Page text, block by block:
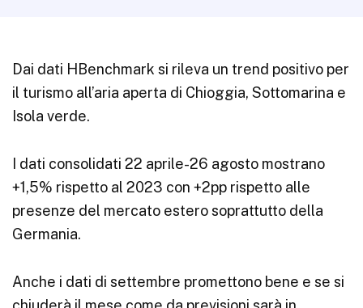
Dai dati HBenchmark si rileva un trend positivo per
il turismo all’aria aperta di Chioggia, Sottomarina e
Isola verde.
I dati consolidati 22 aprile-26 agosto mostrano
+1,5% rispetto al 2023 con +2pp rispetto alle
presenze del mercato estero soprattutto della
Germania.
Anche i dati di settembre promettono bene e se si